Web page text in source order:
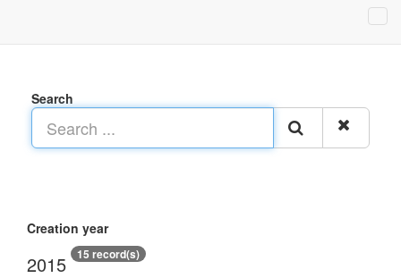
Search
Creation year
2015 15 record(s)